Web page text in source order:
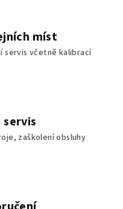
míst
servis včetně kalibrací
servis
zaškolení obsluhy